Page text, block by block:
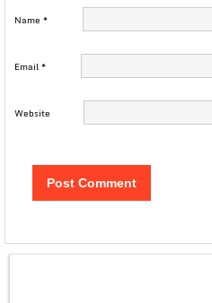
Name *
Email*
Website